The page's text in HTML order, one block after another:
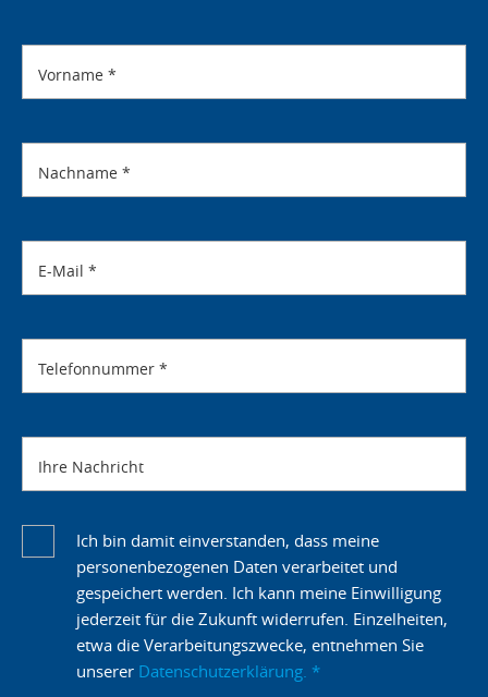
Vorname *
Nachname *
E-Mail *
Telefonnummer *
Ihre Nachricht
Ich bin damit einverstanden, dass meine
personenbezogenen Daten verarbeitet und
gespeichert werden. Ich kann meine Einwilligung
jederzeit für die Zukunft widerrufen. Einzelheiten,
etwa die Verarbeitungszwecke, entnehmen Sie
unserer Datenschutzerklärung. *